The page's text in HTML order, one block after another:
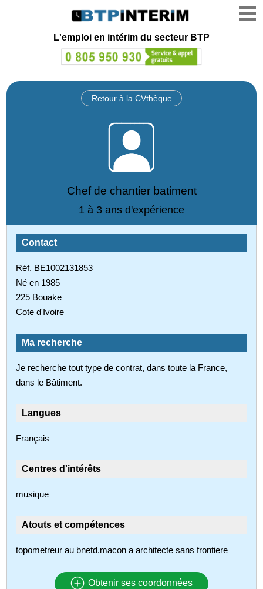
L'emploi en intérim du secteur BTP
Retour à la CVthèque
Chef de chantier batiment
1 à 3 ans d'expérience
Contact
Réf. BE1002131853
Né en 1985
225 Bouake
Cote d'Ivoire
Ma recherche
Je recherche tout type de contrat, dans toute la France,
dans le Bâtiment.
Langues
Français
Centres d'intérêts
musique
Atouts et compétences
topometreur au bnetd.macon a architecte sans frontiere
Obtenir ses coordonnées